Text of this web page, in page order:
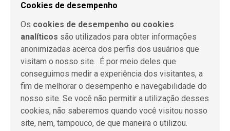
Cookies de desempenho
Os cookies de desempenho ou cookies
analíticos são utilizados para obter informações
anonimizadas acerca dos perfis dos usuários que
visitam o nosso site. É por meio deles que
conseguimos medir a experiência dos visitantes, a
fim de melhorar o desempenho e navegabilidade do
nosso site. Se você não permitir a utilização desses
cookies, não saberemos quando você visitou nosso
site, nem, tampouco, de que maneira o utilizou.